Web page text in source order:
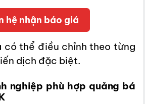
hệ nhận báo giá
có thể điều chỉnh theo từng
dịch đặc biệt.
nghiệp phù hợp quảng bá